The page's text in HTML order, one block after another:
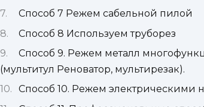
Способ 7 Режем сабельной пилой
Способ 8 Используем труборез
Способ 9. Режем металл
(мультитул Реноватор, мультирезак).
Способ 10. Режем электрическими